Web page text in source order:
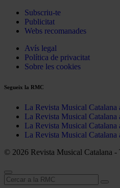
Subscriu-te
Publicitat
Webs recomanades
Avís legal
Política de privacitat
Sobre les cookies
Segueix la RMC
La Revista Musical Catalana
La Revista Musical Catalana
La Revista Musical Catalana
La Revista Musical Catalana
© 2026 Revista Musical Catalana -
Cerca